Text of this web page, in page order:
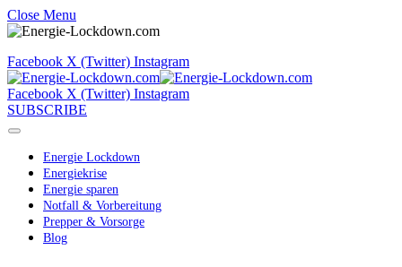
Close Menu
Facebook X (Twitter) Instagram
Facebook X (Twitter) Instagram
SUBSCRIBE
Energie Lockdown
Energiekrise
Energie sparen
Notfall & Vorbereitung
Prepper & Vorsorge
Blog